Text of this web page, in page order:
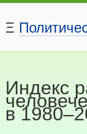
Ξ
Индекс
в